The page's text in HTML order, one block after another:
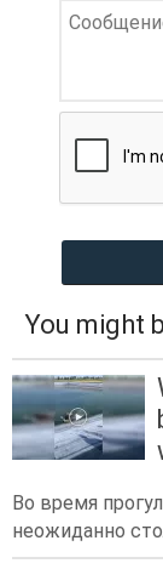
You might
Во время
неожиданно